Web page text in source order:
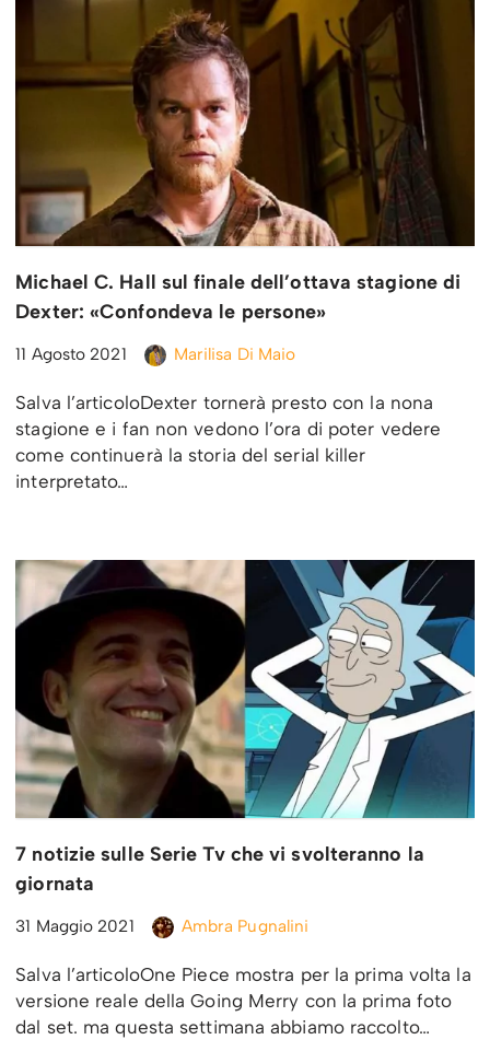
Michael C. Hall sul finale dell’ottava stagione di
Dexter: «Confondeva le persone»
11 Agosto 2021 Marilisa Di Maio
Salva l’articoloDexter tornerà presto con la nona
stagione e i fan non vedono l’ora di poter vedere
come continuerà la storia del serial killer
interpretato…
7 notizie sulle Serie Tv che vi svolteranno la
giornata
31 Maggio 2021 Ambra Pugnalini
Salva l’articoloOne Piece mostra per la prima volta la
versione reale della Going Merry con la prima foto
dal set. ma questa settimana abbiamo raccolto…